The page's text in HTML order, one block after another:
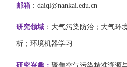
邮箱： daiql@nankai.edu.cn
研究领域： 大气污染防治；大气环
析；环境机器学习